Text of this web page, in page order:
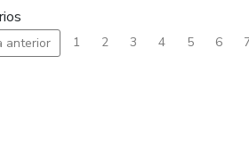
anterior 1 2 3 4 5 6